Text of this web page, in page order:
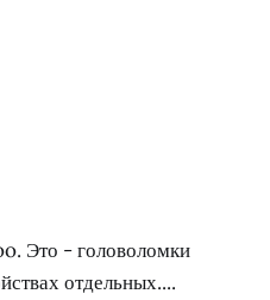
Это - головоломки
отдельных....